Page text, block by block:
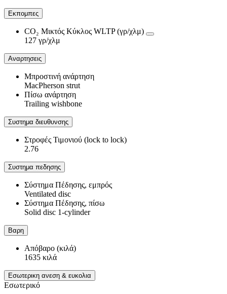
Εκπομπες
CO₂ Μικτός Κύκλος WLTP (γρ/χλμ)
127 γρ/χλμ
Αναρτησεις
Μπροστινή ανάρτηση
MacPherson strut
Πίσω ανάρτηση
Trailing wishbone
Συστημα διευθυνσης
Στροφές Τιμονιού (lock to lock)
2.76
Συστημα πεδησης
Σύστημα Πέδησης, εμπρός
Ventilated disc
Σύστημα Πέδησης, πίσω
Solid disc 1-cylinder
Βαρη
Απόβαρο (κιλά)
1635 κιλά
Εσωτερικη ανεση & ευκολια
Εσωτερικό